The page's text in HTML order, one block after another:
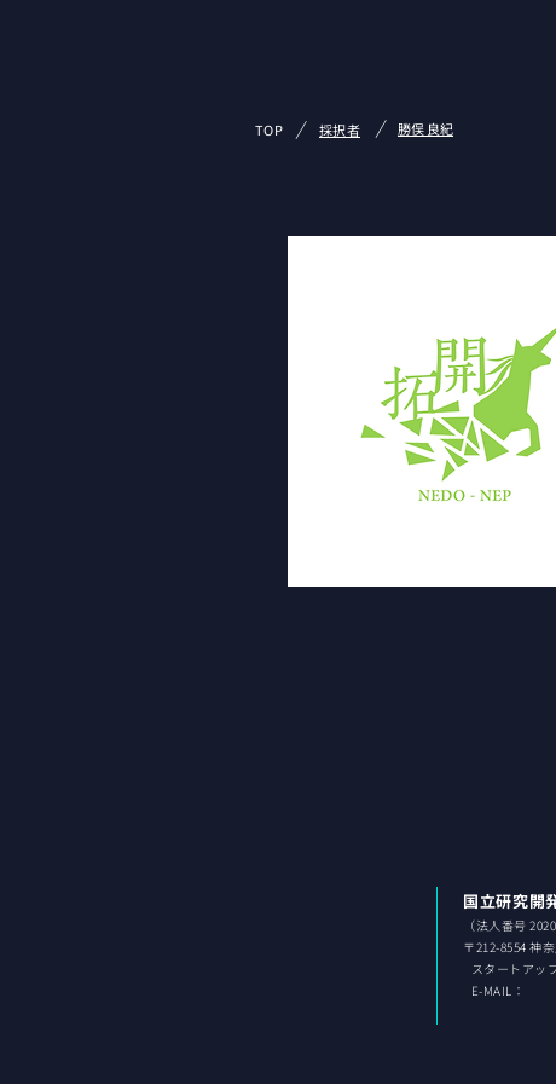
TOP / 採択者 / 勝俣 良紀
国立研究開
（法人番号
〒212-8554 神
スタ ートアッ
E-MAIL：